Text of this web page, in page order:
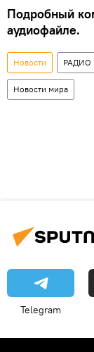
Подробный
аудиофайле.
Новости РАДИО
Новости мира
Telegram